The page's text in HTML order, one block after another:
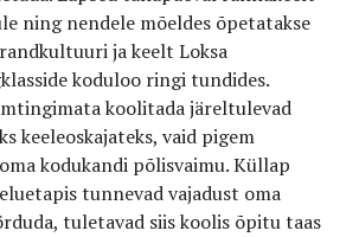
ning nendele mõeldes õpetatakse
ja keelt Loksa
koduloo ringi tundides.
koolitada järeltulevad
keeleoskajateks, vaid pigem
kodukandi põlisvaimu. Küllap
tunnevad vajadust oma
tuletavad siis koolis õpitu taas